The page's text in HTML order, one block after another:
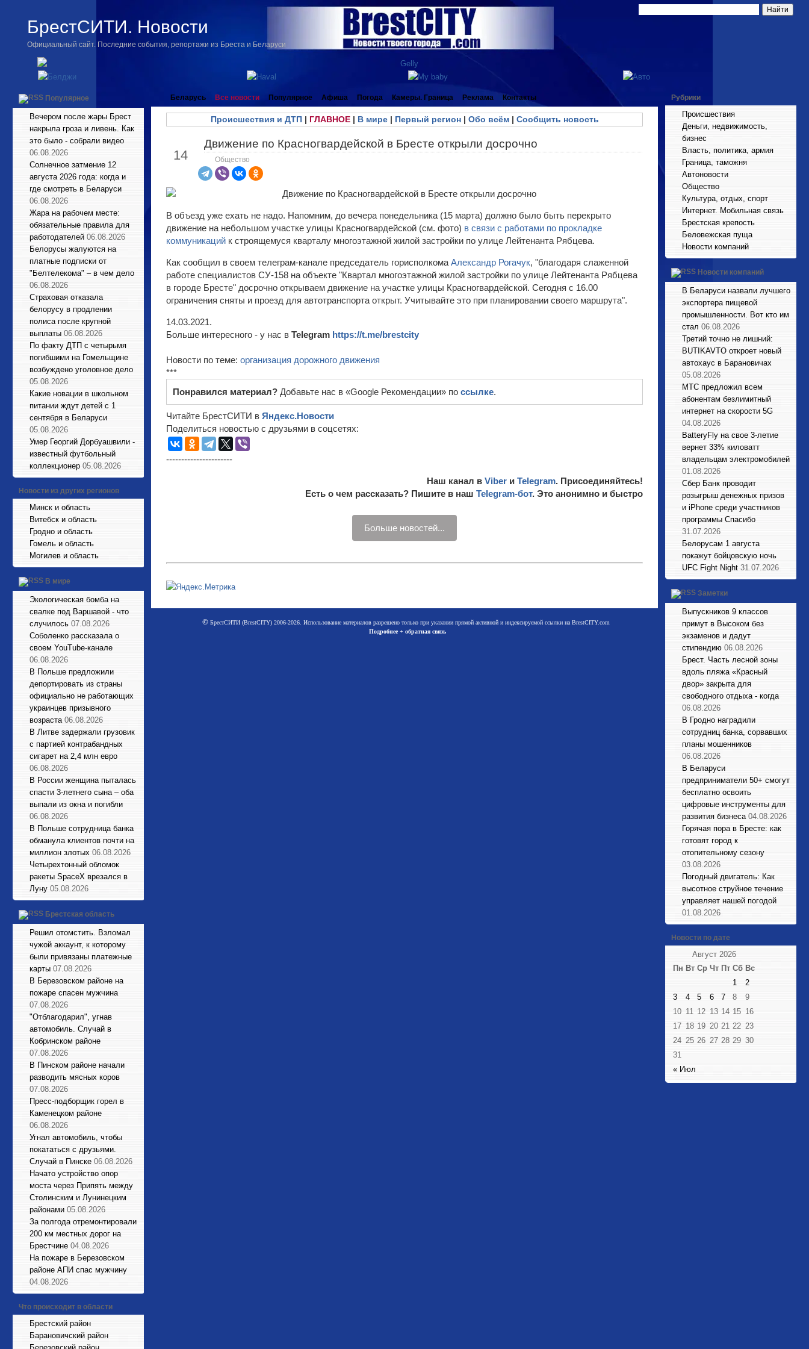
БрестСИТИ. Новости
Официальный сайт. Последние события, репортажи из Бреста и Беларуси
Популярное
Вечером после жары Брест
накрыла гроза и ливень. Как
это было - собрали видео
06.08.2026
Солнечное затмение 12
августа 2026 года: когда и
где смотреть в Беларуси
06.08.2026
Жара на рабочем месте:
обязательные правила для
работодателей 06.08.2026
Белорусы жалуются на
платные подписки от
"Белтелекома" – в чем дело
06.08.2026
Страховая отказала
белорусу в продлении
полиса после крупной
выплаты 06.08.2026
По факту ДТП с четырьмя
погибшими на Гомельщине
возбуждено уголовное дело
05.08.2026
Какие новации в школьном
питании ждут детей с 1
сентября в Беларуси
05.08.2026
Умер Георгий Дорбуашвили -
известный футбольный
коллекционер 05.08.2026
Новости из других регионов
Минск и область
Витебск и область
Гродно и область
Гомель и область
Могилев и область
В мире
Экологическая бомба на
свалке под Варшавой - что
случилось 07.08.2026
Соболенко рассказала о
своем YouTube-канале
06.08.2026
В Польше предложили
депортировать из страны
официально не работающих
украинцев призывного
возраста 06.08.2026
В Литве задержали грузовик
с партией контрабандных
сигарет на 2,4 млн евро
06.08.2026
В России женщина пыталась
спасти 3-летнего сына – оба
выпали из окна и погибли
06.08.2026
В Польше сотрудница банка
обманула клиентов почти на
миллион злотых 06.08.2026
Четырехтонный обломок
ракеты SpaceX врезался в
Луну 05.08.2026
Брестская область
Решил отомстить. Взломал
чужой аккаунт, к которому
были привязаны платежные
карты 07.08.2026
В Березовском районе на
пожаре спасен мужчина
07.08.2026
"Отблагодарил", угнав
автомобиль. Случай в
Кобринском районе
07.08.2026
В Пинском районе начали
разводить мясных коров
07.08.2026
Пресс-подборщик горел в
Каменецком районе
06.08.2026
Угнал автомобиль, чтобы
покататься с друзьями.
Случай в Пинске 06.08.2026
Начато устройство опор
моста через Припять между
Столинским и Лунинецким
районами 05.08.2026
За полгода отремонтировали
200 км местных дорог на
Брестчине 04.08.2026
На пожаре в Березовском
районе АПИ спас мужчину
04.08.2026
Что происходит в области
Брестский район
Барановичский район
Беларусь Все новости Популярное Афиша Погода Камеры. Граница Реклама Контакты
Происшествия и ДТП| ГЛАВНОЕ| В мире| Первый регион| Обо всём| Сообщить новость
14
Движение по Красногвардейской в Бресте открыли досрочно
Общество
В объезд уже ехать не надо. Напомним, до вечера понедельника (15 марта) должно было быть перекрыто
движение на небольшом участке улицы Красногвардейской (см. фото) в связи с работами по прокладке
коммуникаций к строящемуся кварталу многоэтажной жилой застройки по улице Лейтенанта Рябцева.
Как сообщил в своем телеграм-канале председатель горисполкома Александр Рогачук, "благодаря слаженной
работе специалистов СУ-158 на объекте "Квартал многоэтажной жилой застройки по улице Лейтенанта Рябцева
в городе Бресте" досрочно открываем движение на участке улицы Красногвардейской. Сегодня с 16.00
ограничения сняты и проезд для автотранспорта открыт. Учитывайте это при планировании своего маршрута".
14.03.2021.
Больше интересного - у нас в Telegram https://t.me/brestcity
Новости по теме: организация дорожного движения
***
Понравился материал? Добавьте нас в «Google Рекомендации» по ссылке.
Читайте БрестСИТИ в Яндекс.Новости
Поделиться новостью с друзьями в соцсетях:
----------------------
Наш канал в Viber и Telegram. Присоединяйтесь!
Есть о чем рассказать? Пишите в наш Telegram-бот. Это анонимно и быстро
Больше новостей...
©БрестСИТИ (BrestCITY) 2006-2026. Использование материалов разрешено только при указании прямой активной и индексируемой ссылки на BrestCITY.com
Подробнее + обратная связь
Рубрики
Происшествия
Деньги, недвижимость,
бизнес
Власть, политика, армия
Граница, таможня
Автоновости
Общество
Культура, отдых, спорт
Интернет. Мобильная связь
Брестская крепость
Беловежская пуща
Новости компаний
Новости компаний
В Беларуси назвали лучшего
экспортера пищевой
промышленности. Вот кто им
стал 06.08.2026
Третий точно не лишний:
BUTIKAVTO откроет новый
автохаус в Барановичах
05.08.2026
МТС предложил всем
абонентам безлимитный
интернет на скорости 5G
04.08.2026
BatteryFly на свое 3-летие
вернет 33% киловатт
владельцам электромобилей
01.08.2026
Сбер Банк проводит
розыгрыш денежных призов
и iPhone среди участников
программы Спасибо
31.07.2026
Белорусам 1 августа
покажут бойцовскую ночь
UFC Fight Night 31.07.2026
Заметки
Выпускников 9 классов
примут в Высоком без
экзаменов и дадут
стипендию 06.08.2026
Брест. Часть лесной зоны
вдоль пляжа «Красный
двор» закрыта для
свободного отдыха - когда
06.08.2026
В Гродно наградили
сотрудниц банка, сорвавших
планы мошенников
06.08.2026
В Беларуси
предприниматели 50+ смогут
бесплатно освоить
цифровые инструменты для
развития бизнеса 04.08.2026
Горячая пора в Бресте: как
готовят город к
отопительному сезону
03.08.2026
Погодный двигатель: Как
высотное струйное течение
управляет нашей погодой
01.08.2026
Новости по дате
Август 2026
Пн Вт Ср Чт Пт Сб Вс
« Июл
1
2
3
4 5 6 7 8
9
10 11 12 13 14 15 16
17 18 19 20 21 22 23
24 25 26 27 28 29 30
31